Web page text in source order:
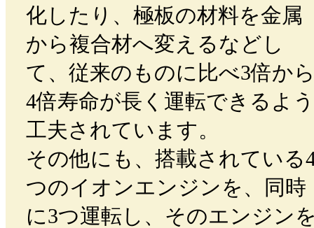
化したり、極板の材料を金属
から複合材へ変えるなどし
て、従来のものに比べ3倍か
4倍寿命が長く運転できるよう
工夫されています。
その他にも、搭載されている
つのイオンエンジンを、同時
に3つ運転し、そのエンジン